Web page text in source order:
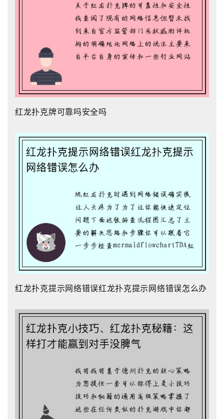
红龙扑克牌可靠吗安全吗
红龙扑克提示网络错误红龙扑克提示网络错误怎么办